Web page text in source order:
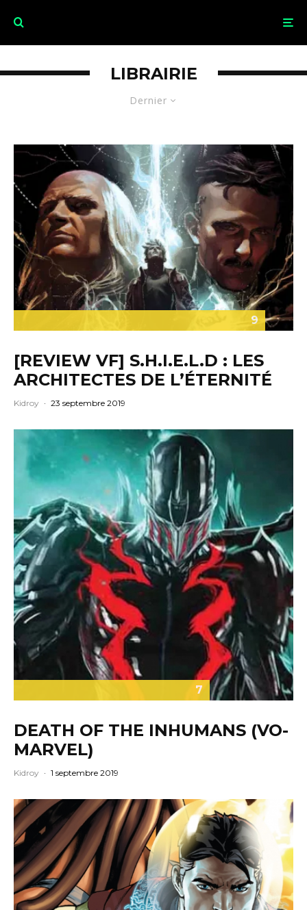
Dernier
LIBRAIRIE
9
[REVIEW VF] S.H.I.E.L.D : LES
ARCHITECTES DE L’ÉTERNITÉ
Kidroy · 23 septembre 2019
7
DEATH OF THE INHUMANS (VO-
MARVEL)
Kidroy · 1 septembre 2019